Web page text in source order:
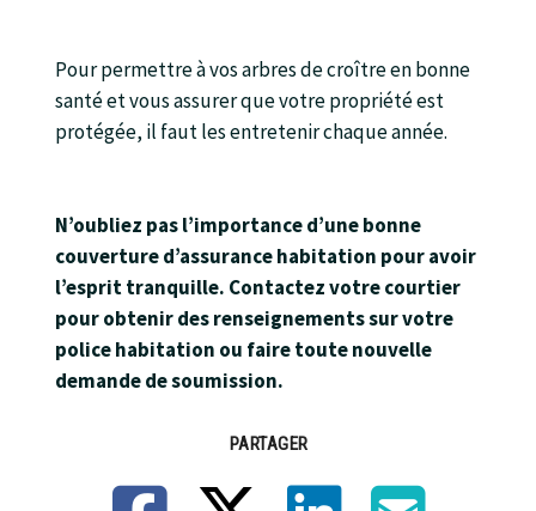
Pour permettre à vos arbres de croître en bonne
santé et vous assurer que votre propriété est
protégée, il faut les entretenir chaque année.
N’oubliez pas l’importance d’une bonne
couverture d’assurance habitation pour avoir
l’esprit tranquille. Contactez votre courtier
pour obtenir des renseignements sur votre
police habitation ou faire toute nouvelle
demande de soumission.
PARTAGER
Facebook LinkedIn